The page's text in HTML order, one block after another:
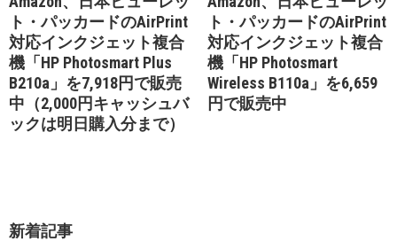
ト・パッカードのAirPrint
対応インクジェット複合
機「HP Photosmart Plus
B210a」を7,918円で販売
中（2,000円キャッシュバ
ックは明日購入分まで）
ト・パッカードのAirPrint
対応インクジェット複合
機「HP Photosmart
Wireless B110a」を6,659
円で販売中
新着記事